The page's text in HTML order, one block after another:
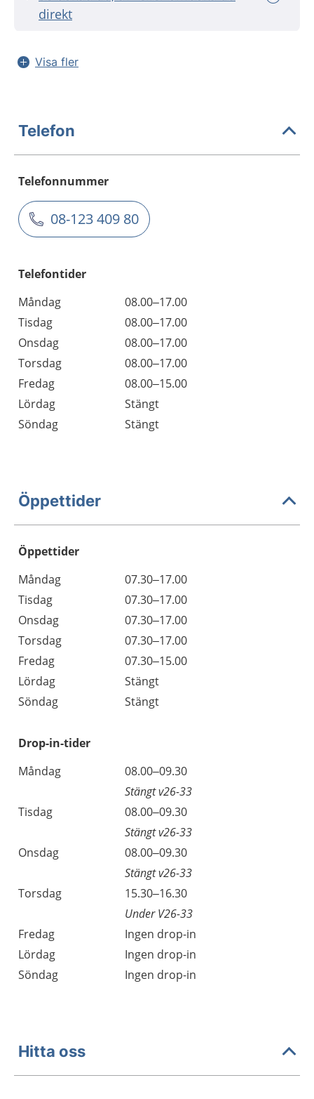
direkt
Visa fler
Telefon
Telefonnummer
08-123 409 80
Telefontider
Måndag
08.00–17.00
Tisdag
08.00–17.00
Onsdag
08.00–17.00
Torsdag
08.00–17.00
Fredag
08.00–15.00
Lördag
Stängt
Söndag
Stängt
Öppettider
Öppettider
Dag
Öppettider
Kommentarer
Måndag
07.30–17.00
Tisdag
07.30–17.00
Onsdag
07.30–17.00
Torsdag
07.30–17.00
Fredag
07.30–15.00
Lördag
Stängt
Söndag
Stängt
Drop-in-tider
Måndag
08.00–09.30
Stängt v26-33
Tisdag
08.00–09.30
Stängt v26-33
Onsdag
08.00–09.30
Stängt v26-33
Torsdag
15.30–16.30
Under V26-33
Fredag
Ingen drop-in
Lördag
Ingen drop-in
Söndag
Ingen drop-in
Hitta oss